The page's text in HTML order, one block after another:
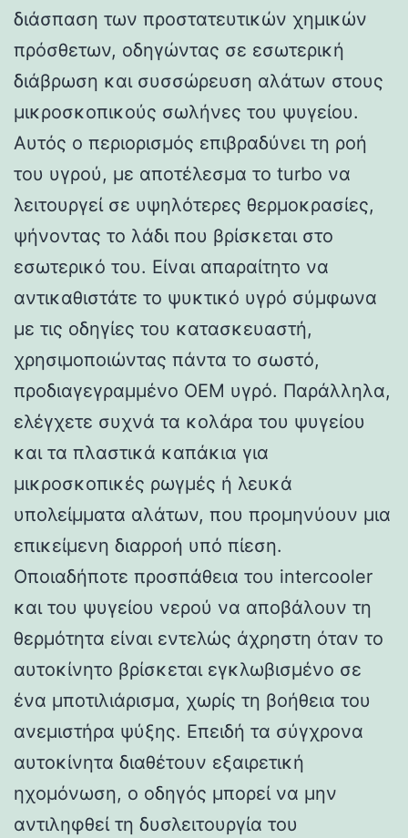
διάσπαση των προστατευτικών χημικών
πρόσθετων, οδηγώντας σε εσωτερική
διάβρωση και συσσώρευση αλάτων στους
μικροσκοπικούς σωλήνες του ψυγείου.
Αυτός ο περιορισμός επιβραδύνει τη ροή
του υγρού, με αποτέλεσμα το turbo να
λειτουργεί σε υψηλότερες θερμοκρασίες,
ψήνοντας το λάδι που βρίσκεται στο
εσωτερικό του. Είναι απαραίτητο να
αντικαθιστάτε το ψυκτικό υγρό σύμφωνα
με τις οδηγίες του κατασκευαστή,
χρησιμοποιώντας πάντα το σωστό,
προδιαγεγραμμένο OEM υγρό. Παράλληλα,
ελέγχετε συχνά τα κολάρα του ψυγείου
και τα πλαστικά καπάκια για
μικροσκοπικές ρωγμές ή λευκά
υπολείμματα αλάτων, που προμηνύουν μια
επικείμενη διαρροή υπό πίεση.
Οποιαδήποτε προσπάθεια του intercooler
και του ψυγείου νερού να αποβάλουν τη
θερμότητα είναι εντελώς άχρηστη όταν το
αυτοκίνητο βρίσκεται εγκλωβισμένο σε
ένα μποτιλιάρισμα, χωρίς τη βοήθεια του
ανεμιστήρα ψύξης. Επειδή τα σύγχρονα
αυτοκίνητα διαθέτουν εξαιρετική
ηχομόνωση, ο οδηγός μπορεί να μην
αντιληφθεί τη δυσλειτουργία του